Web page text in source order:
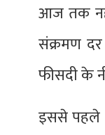
आज तक
संक्रमण
फीसदी के
इससे पहले